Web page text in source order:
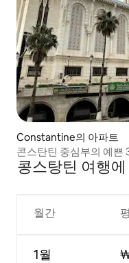
Constantine의 아파트
콘스탄틴 중심부의 예쁜
콩스탕틴 여행
월간
1월